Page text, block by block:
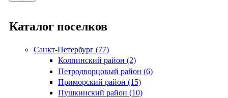
Каталог поселков
Санкт-Петербург (77)
Колпинский район (2)
Петродворцовый район (6)
Приморский район (15)
Пушкинский район (10)